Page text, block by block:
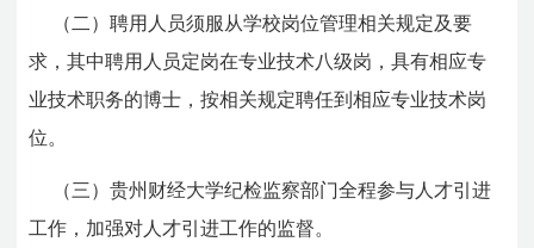
（二）聘用人员须服从学校岗位管理相关规定及要
求，其中聘用人员定岗在专业技术八级岗，具有相应专
业技术职务的博士，按相关规定聘任到相应专业技术岗
位。
（三）贵州财经大学纪检监察部门全程参与人才引进
工作，加强对人才引进工作的监督。